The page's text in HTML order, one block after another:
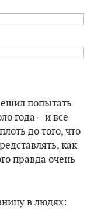
попытать
года – и все
до того, что
как
правда очень
в людях: